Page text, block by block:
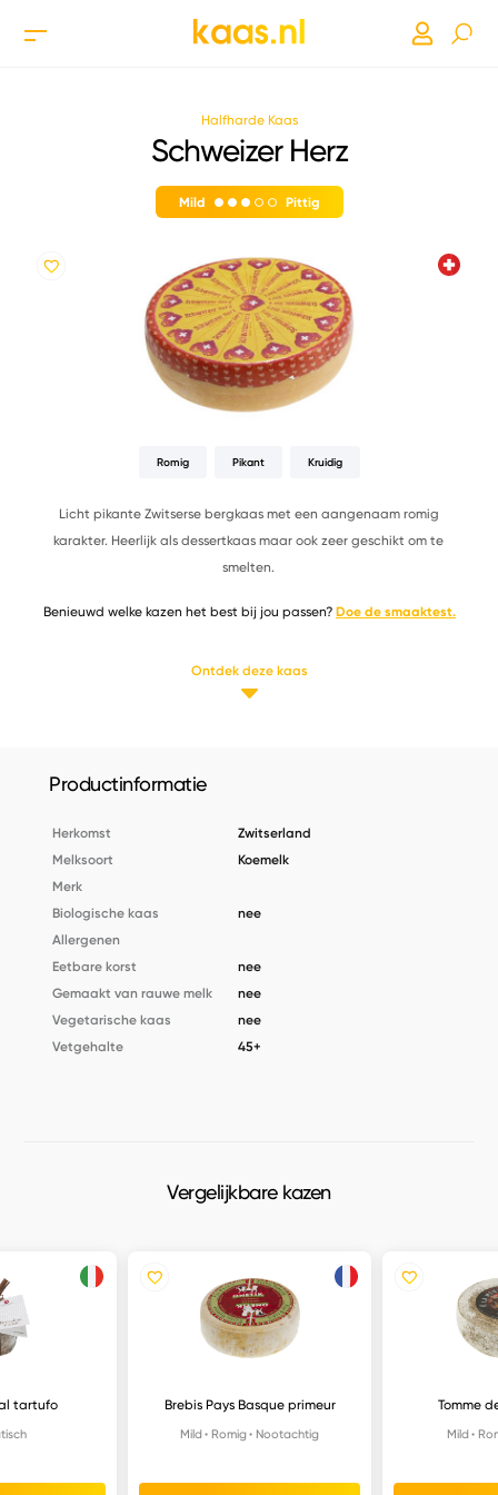
Halfharde Kaas
Schweizer Herz
Mild Pittig
Romig Pikant Kruidig
Licht pikante Zwitserse bergkaas met een aangenaam romig
karakter. Heerlijk als dessertkaas maar ook zeer geschikt om te
smelten.
Benieuwd welke kazen het best bij jou passen? Doe de smaaktest.
Ontdek deze kaas
Productinformatie
Herkomst
Zwitserland
Melksoort
Koemelk
Merk
Biologische kaas
nee
Allergenen
Eetbare korst
nee
Gemaakt van rauwe melk
nee
Vegetarische kaas
nee
Vetgehalte
45+
Vergelijkbare kazen
tartufo Brebis Pays Basque primeur
Mild Romig Nootachtig
Tomme
Mild